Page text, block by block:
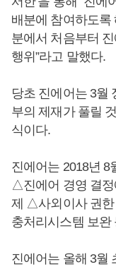
배분에 참여하도록
분에서 처음부터
행위”라고 말했다.
당초 진에어는 3월
부의 제재가 풀릴
식이다.
진에어는 2018년 8
△진에어 경영 결정
제 △사외이사 권
충처리시스템 보완
진에어는 올해 3월